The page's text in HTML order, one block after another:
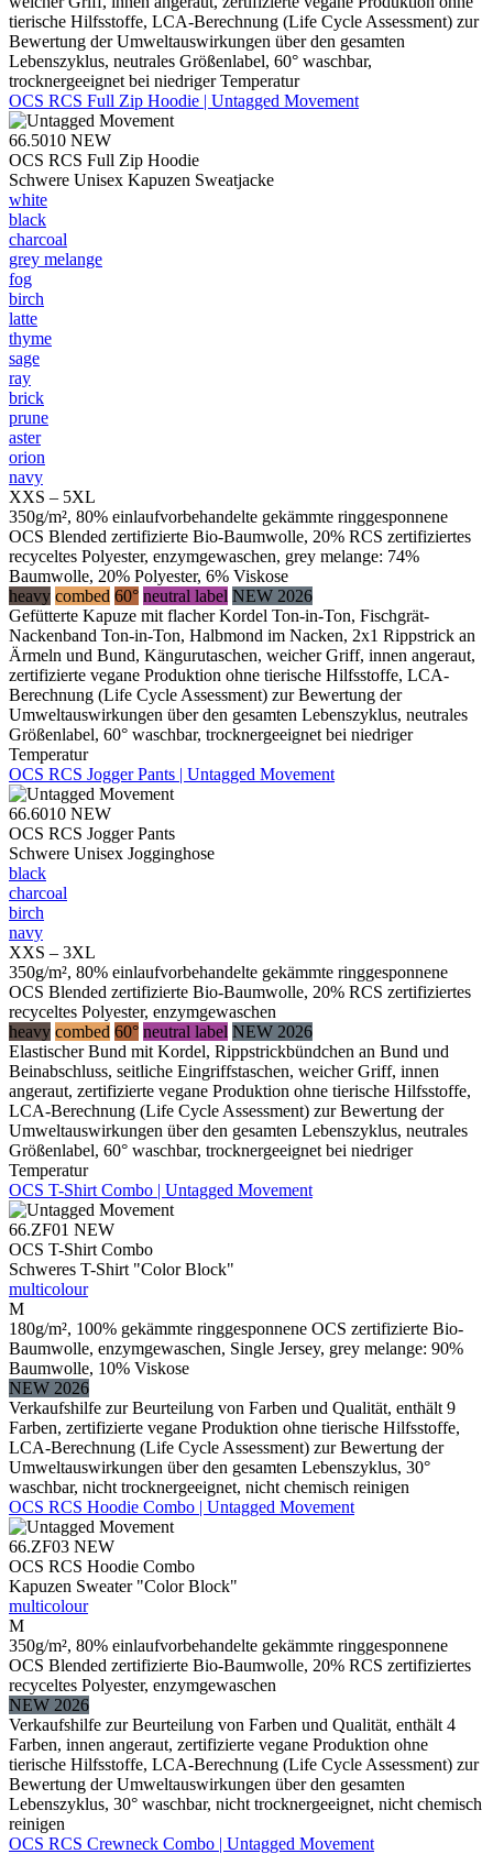
tierische Hilfsstoffe, LCA-Berechnung (Life Cycle Assessment) zur
Bewertung der Umweltauswirkungen über den gesamten
Lebenszyklus, neutrales Größenlabel, 60° waschbar,
trocknergeeignet bei niedriger Temperatur
OCS RCS Full Zip Hoodie | Untagged Movement
66.5010 NEW
OCS RCS Full Zip Hoodie
Schwere Unisex Kapuzen Sweatjacke
white
black
charcoal
grey melange
fog
birch
latte
thyme
sage
ray
brick
prune
aster
orion
navy
XXS – 5XL
350g/m², 80% einlaufvorbehandelte gekämmte ringgesponnene
OCS Blended zertifizierte Bio-Baumwolle, 20% RCS zertifiziertes
recyceltes Polyester, enzymgewaschen, grey melange: 74%
Baumwolle, 20% Polyester, 6% Viskose
heavy combed 60° neutral label NEW 2026
Gefütterte Kapuze mit flacher Kordel Ton-in-Ton, Fischgrät-
Nackenband Ton-in-Ton, Halbmond im Nacken, 2x1 Rippstrick an
Ärmeln und Bund, Kängurutaschen, weicher Griff, innen angeraut,
zertifizierte vegane Produktion ohne tierische Hilfsstoffe, LCA-
Berechnung (Life Cycle Assessment) zur Bewertung der
Umweltauswirkungen über den gesamten Lebenszyklus, neutrales
Größenlabel, 60° waschbar, trocknergeeignet bei niedriger
Temperatur
OCS RCS Jogger Pants | Untagged Movement
66.6010 NEW
OCS RCS Jogger Pants
Schwere Unisex Jogginghose
black
charcoal
birch
navy
XXS – 3XL
350g/m², 80% einlaufvorbehandelte gekämmte ringgesponnene
OCS Blended zertifizierte Bio-Baumwolle, 20% RCS zertifiziertes
recyceltes Polyester, enzymgewaschen
heavy combed 60° neutral label NEW 2026
Elastischer Bund mit Kordel, Rippstrickbündchen an Bund und
Beinabschluss, seitliche Eingriffstaschen, weicher Griff, innen
angeraut, zertifizierte vegane Produktion ohne tierische Hilfsstoffe,
LCA-Berechnung (Life Cycle Assessment) zur Bewertung der
Umweltauswirkungen über den gesamten Lebenszyklus, neutrales
Größenlabel, 60° waschbar, trocknergeeignet bei niedriger
Temperatur
OCS T-Shirt Combo | Untagged Movement
66.ZF01 NEW
OCS T-Shirt Combo
Schweres T-Shirt "Color Block"
multicolour
M
180g/m², 100% gekämmte ringgesponnene OCS zertifizierte Bio-
Baumwolle, enzymgewaschen, Single Jersey, grey melange: 90%
Baumwolle, 10% Viskose
NEW 2026
Verkaufshilfe zur Beurteilung von Farben und Qualität, enthält 9
Farben, zertifizierte vegane Produktion ohne tierische Hilfsstoffe,
LCA-Berechnung (Life Cycle Assessment) zur Bewertung der
Umweltauswirkungen über den gesamten Lebenszyklus, 30°
waschbar, nicht trocknergeeignet, nicht chemisch reinigen
OCS RCS Hoodie Combo | Untagged Movement
66.ZF03 NEW
OCS RCS Hoodie Combo
Kapuzen Sweater "Color Block"
multicolour
M
350g/m², 80% einlaufvorbehandelte gekämmte ringgesponnene
OCS Blended zertifizierte Bio-Baumwolle, 20% RCS zertifiziertes
recyceltes Polyester, enzymgewaschen
NEW 2026
Verkaufshilfe zur Beurteilung von Farben und Qualität, enthält 4
Farben, innen angeraut, zertifizierte vegane Produktion ohne
tierische Hilfsstoffe, LCA-Berechnung (Life Cycle Assessment) zur
Bewertung der Umweltauswirkungen über den gesamten
Lebenszyklus, 30° waschbar, nicht trocknergeeignet, nicht chemisch
reinigen
OCS RCS Crewneck Combo | Untagged Movement